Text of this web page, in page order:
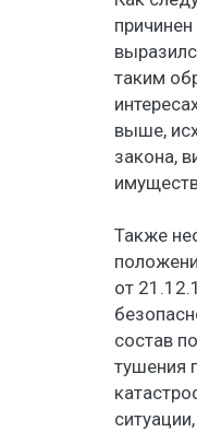
таким
выше,
закона,
Также
от
состав
тушения